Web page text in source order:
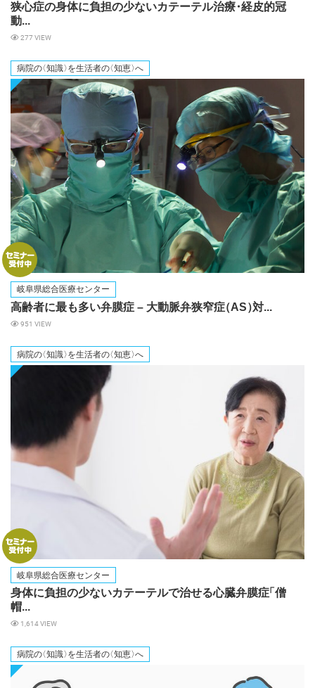
狭心症の身体に負担の少ないカテーテル治療・経皮的冠
動...
277 VIEW
病院の〈知識〉を生活者の〈知恵〉へ
岐阜県総合医療センター
高齢者に最も多い弁膜症 – 大動脈弁狭窄症（AS）対...
951 VIEW
病院の〈知識〉を生活者の〈知恵〉へ
岐阜県総合医療センター
身体に負担の少ないカテーテルで治せる心臓弁膜症「僧
帽...
1,614 VIEW
病院の〈知識〉を生活者の〈知恵〉へ